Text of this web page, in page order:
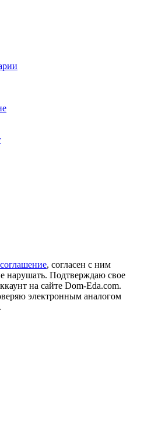
, согласен с ним
нарушать. Подтверждаю свое
на сайте Dom-Eda.com.
электронным аналогом